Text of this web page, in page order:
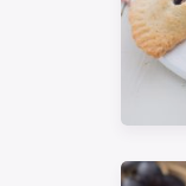
Pizzas et